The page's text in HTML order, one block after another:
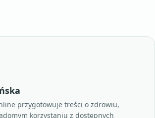
przygotowuje treści o zdrowiu,
korzystaniu z dostępnych